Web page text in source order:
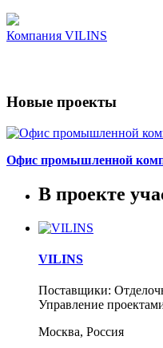
Компания VILINS
Новые проекты
Офис промышленной
В проекте
VILINS
Поставщики:
Управление
Москва, Россия